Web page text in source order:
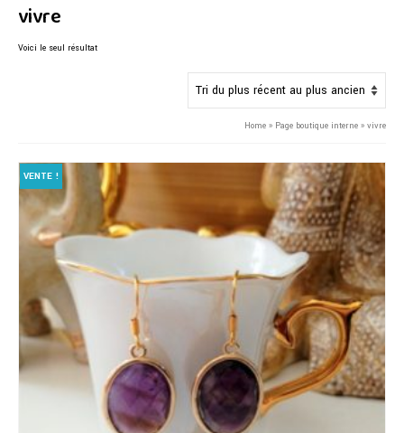
vivre
Voici le seul résultat
Home » Page boutique interne » vivre
VENTE !